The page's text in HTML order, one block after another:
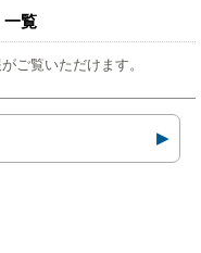
一覧
ご覧いただけます。